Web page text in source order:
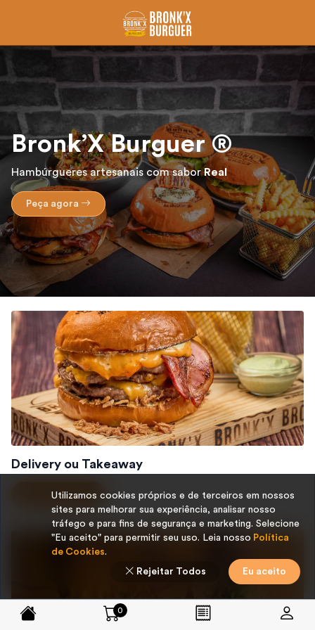
Bronk’X Burguer ®
Hambúrgueres artesanais com saborReal
Peça agora
Delivery ou Takeaway
Peça agora
0
Utilizamos cookies próprios e de terceiros em nossos
sites para melhorar sua experiência, analisar nosso
tráfego e para fins de segurança e marketing. Selecione
"Eu aceito" para permitir seu uso. Leia nosso Política
de Cookies.
Rejeitar Todos
Eu aceito